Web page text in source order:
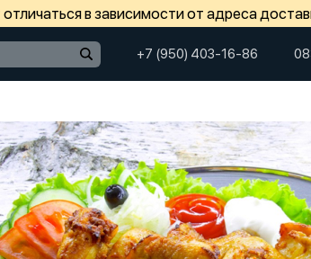
в зависимости от адреса
+7 (950) 403-16-86